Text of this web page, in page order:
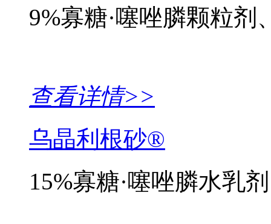
9%寡糖·噻唑膦颗粒剂
查看详情>>
乌晶利根砂®
15%寡糖·噻唑膦水乳剂